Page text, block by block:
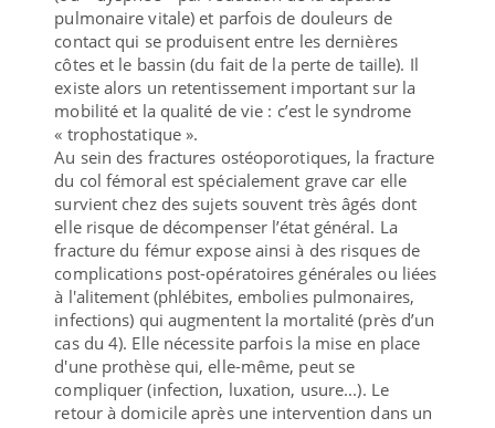
pulmonaire vitale) et parfois de douleurs de
contact qui se produisent entre les dernières
côtes et le bassin (du fait de la perte de taille). Il
existe alors un retentissement important sur la
mobilité et la qualité de vie : c’est le syndrome
« trophostatique ».
Au sein des fractures ostéoporotiques, la fracture
du col fémoral est spécialement grave car elle
survient chez des sujets souvent très âgés dont
elle risque de décompenser l’état général. La
fracture du fémur expose ainsi à des risques de
complications post-opératoires générales ou liées
à l'alitement (phlébites, embolies pulmonaires,
infections) qui augmentent la mortalité (près d’un
cas du 4). Elle nécessite parfois la mise en place
d'une prothèse qui, elle-même, peut se
compliquer (infection, luxation, usure...). Le
retour à domicile après une intervention dans un